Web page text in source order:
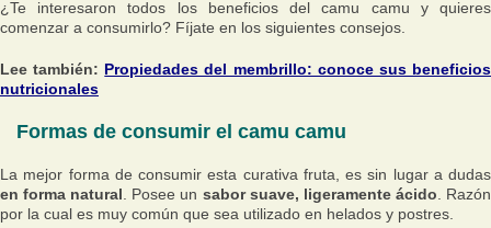
¿Te interesaron todos los beneficios del camu camu y quieres
comenzar a consumirlo? Fíjate en los siguientes consejos.
Lee también: Propiedades del membrillo: conoce sus beneficios
nutricionales
Formas de consumir el camu camu
La mejor forma de consumir esta curativa fruta, es sin lugar a dudas
en forma natural . Posee un sabor suave, ligeramente ácido . Razón
por la cual es muy común que sea utilizado en helados y postres.